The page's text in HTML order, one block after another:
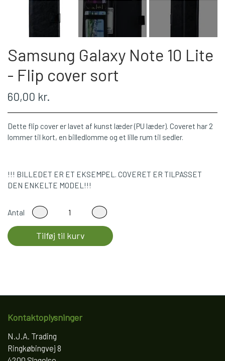
Samsung Galaxy Note 10 Lite
- Flip cover sort
60,00 kr.
Dette flip cover er lavet af kunst læder (PU læder). Coveret har 2
lommer til kort, en billedlomme og et lille rum til sedler.
!!! BILLEDET ER ET EKSEMPEL. COVERET ER TILPASSET
DEN ENKELTE MODEL!!!
Antal
Tilføj til kurv
Kontaktoplysninger
N.J.A. Trading
Ringkøbingvej 8